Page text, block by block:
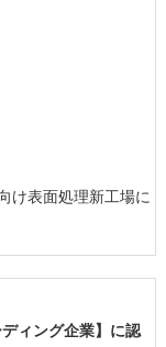
け表面処理新工場に
ディング企業】に認